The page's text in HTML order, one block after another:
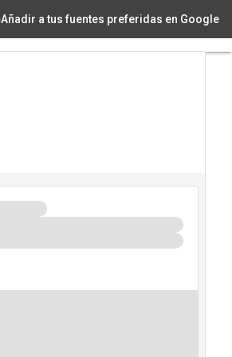
Añadir a tus fuentes preferidas en Google